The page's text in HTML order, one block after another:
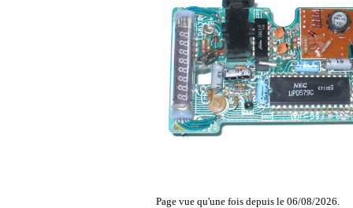
Page vue qu'une fois depuis le 06/08/2026.